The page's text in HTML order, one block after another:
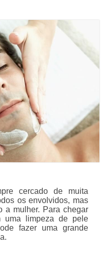
cercado de muita
os envolvidos, mas
a mulher. Para chegar
uma limpeza de pele
fazer uma grande